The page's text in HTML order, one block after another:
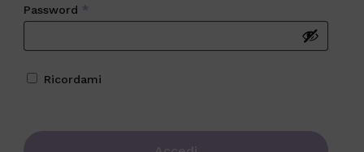
Password *
Ricordami